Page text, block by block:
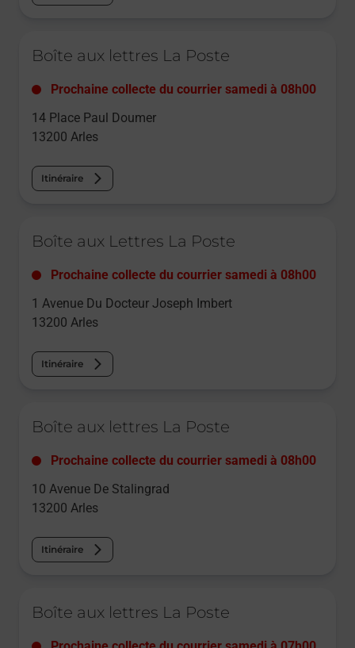
Boîte aux lettres La Poste
Prochaine collecte du courrier samedi à 08h00
14 Place Paul Doumer
13200 Arles
Itinéraire
Boîte aux Lettres La Poste
Prochaine collecte du courrier samedi à 08h00
1 Avenue Du Docteur Joseph Imbert
13200 Arles
Itinéraire
Boîte aux lettres La Poste
Prochaine collecte du courrier samedi à 08h00
10 Avenue De Stalingrad
13200 Arles
Itinéraire
Boîte aux lettres La Poste